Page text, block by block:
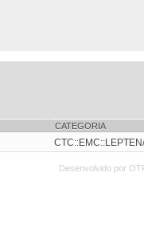
CATEGORIA
Desenvolvido por